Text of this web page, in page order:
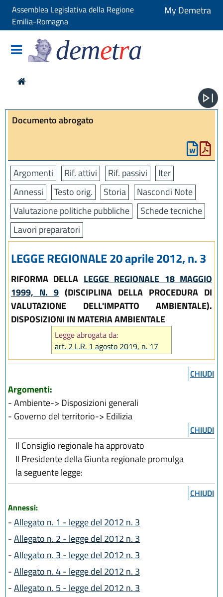
Assemblea Legislativa della Regione
Emilia-Romagna
My Demetra
demetra
Documento abrogato
Argomenti Rif. attivi Rif. passivi
Iter
Annessi
Testo orig. Storia
Nascondi Note
Valutazione politiche pubbliche
Schede tecniche
Lavori preparatori
LEGGE REGIONALE 20 aprile 2012, n. 3
RIFORMA DELLA LEGGE REGIONALE 18 MAGGIO
1999, N. 9 (DISCIPLINA DELLA PROCEDURA DI
VALUTAZIONE DELL'IMPATTO AMBIENTALE).
DISPOSIZIONI IN MATERIA AMBIENTALE
Legge abrogata da:
art. 2 L.R. 1 agosto 2019, n. 17
CHIUDI
Argomenti:
- Ambiente-> Disposizioni generali
- Governo del territorio-> Edilizia
CHIUDI
Il Consiglio regionale ha approvato
Il Presidente della Giunta regionale promulga
la seguente legge:
CHIUDI
Annessi:
-Allegato n. 1 - legge del 2012 n. 3
-Allegato n. 2 - legge del 2012 n. 3
-Allegato n. 3 - legge del 2012 n. 3
-Allegato n. 4 - legge del 2012 n. 3
-Allegato n. 5 - legge del 2012 n. 3